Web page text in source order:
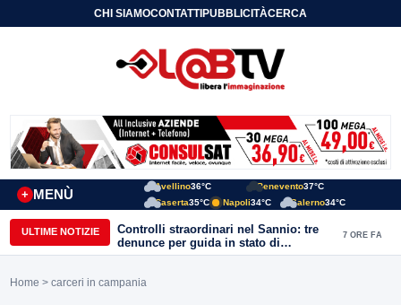
CHI SIAMOCONTATTIPUBBLICITÀCERCA
MENÙ
+
Avellino36°C Benevento37°C
Caserta35°C Napoli34°C Salerno34°C
ULTIME NOTIZIE
Controlli straordinari nel Sannio: tre
denunce per guida in stato di
ebbrezza, un arresto e 1.500 kg di
7 ORE FA
Home > carceri in campania